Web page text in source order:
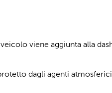
viene aggiunta alla
dagli agenti